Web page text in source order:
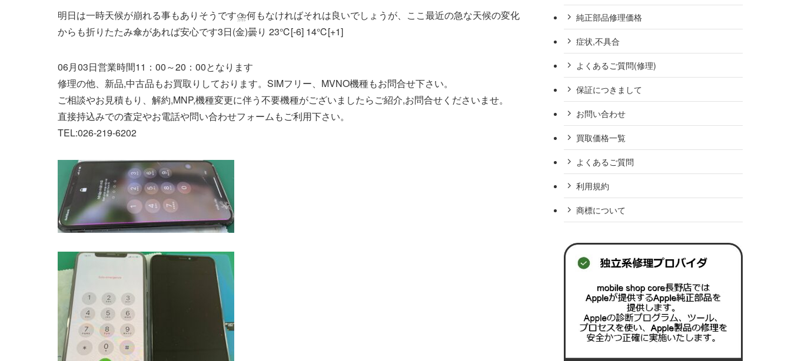
明日は一時天候が崩れる事もありそうです⛈何もなければそれは良いでしょうが、ここ最近の急な天候の変化
からも折りたたみ傘があれば安心です3日(金)曇り 23℃[-6] 14℃[+1]
06月03日営業時間11：00～20：00となります
修理の他、新品,中古品もお買取りしております。SIMフリー、MVNO機種もお問合せ下さい。
ご相談やお見積もり、解約,MNP,機種変更に伴う不要機種がございましたらご紹介,お問合せくださいませ。
直接持込みでの査定やお電話や問い合わせフォームもご利用下さい。
TEL:026-219-6202
純正部品修理価格
症状,不具合
よくあるご質問(修理)
保証につきまして
お問い合わせ
買取価格一覧
よくあるご質問
利用規約
商標について